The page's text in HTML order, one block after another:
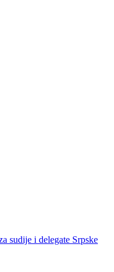
sudije i delegate Srpske